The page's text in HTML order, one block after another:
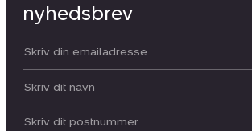
nyhedsbrev
Din email:
Dit navn:
Postnummer